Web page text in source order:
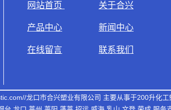
网站首页 关于合兴
产品中心 新闻中心
在线留言 联系我们
龙口市合兴塑业有限公司 主要从事于200升化工